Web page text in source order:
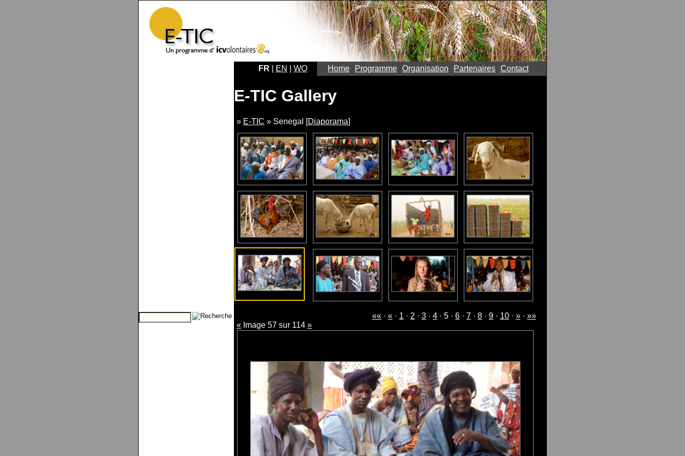
FR EN WO Home Programme Organisation Partenaires Contact
E-TIC Gallery
» E-TIC » Senegal [Diaporama]
«« · « · 1 · 2 · 3 · 4 · 5 · 6 · 7 · 8 · 9 · 10 · » · »»
« Image 57 sur 114 »